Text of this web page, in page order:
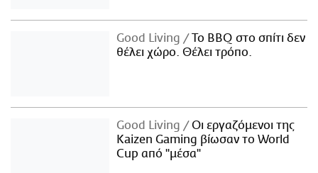
Good Living
Το BBQ στο σπίτι δεν
θέλει χώρο. Θέλει τρόπο.
Good Living
Οι εργαζόμενοι της
Kaizen Gaming βίωσαν το World
Cup από "μέσα"